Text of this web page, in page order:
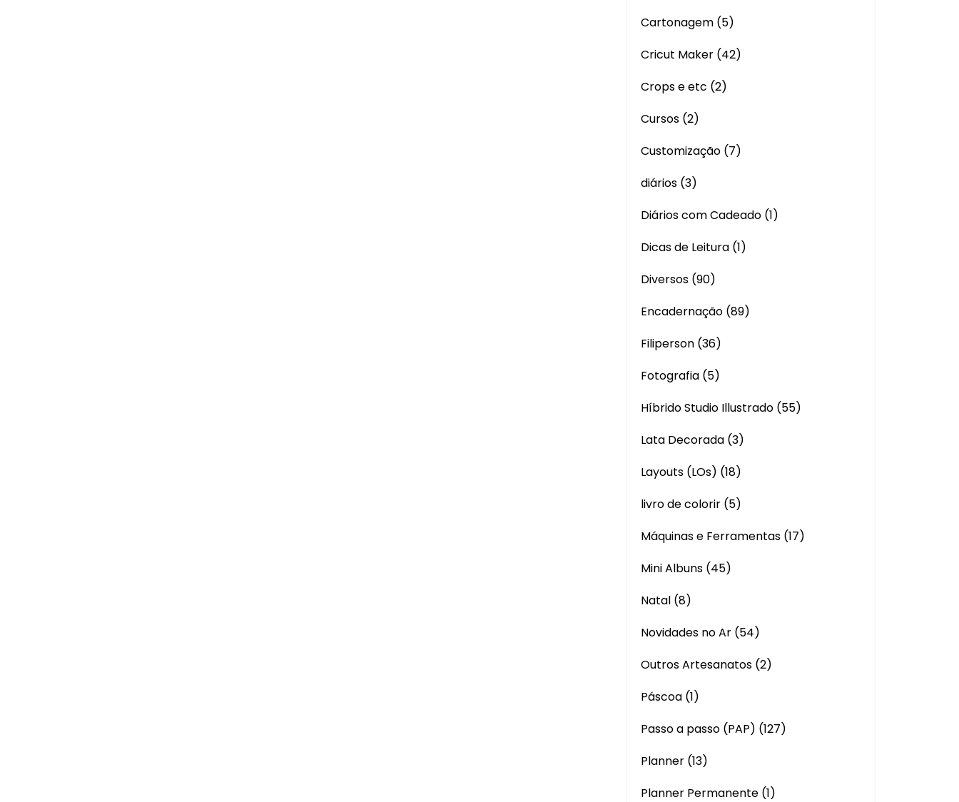
Cartonagem (5)
Cricut Maker (42)
Crops e etc (2)
Cursos (2)
Customização (7)
diários (3)
Diários com Cadeado (1)
Dicas de Leitura (1)
Diversos (90)
Encadernação (89)
Filiperson (36)
Fotografia (5)
Híbrido Studio Illustrado (55)
Lata Decorada (3)
Layouts (LOs) (18)
livro de colorir (5)
Máquinas e Ferramentas (17)
Mini Albuns (45)
Natal (8)
Novidades no Ar (54)
Outros Artesanatos (2)
Páscoa (1)
Passo a passo (PAP) (127)
Planner (13)
Planner Permanente (1)